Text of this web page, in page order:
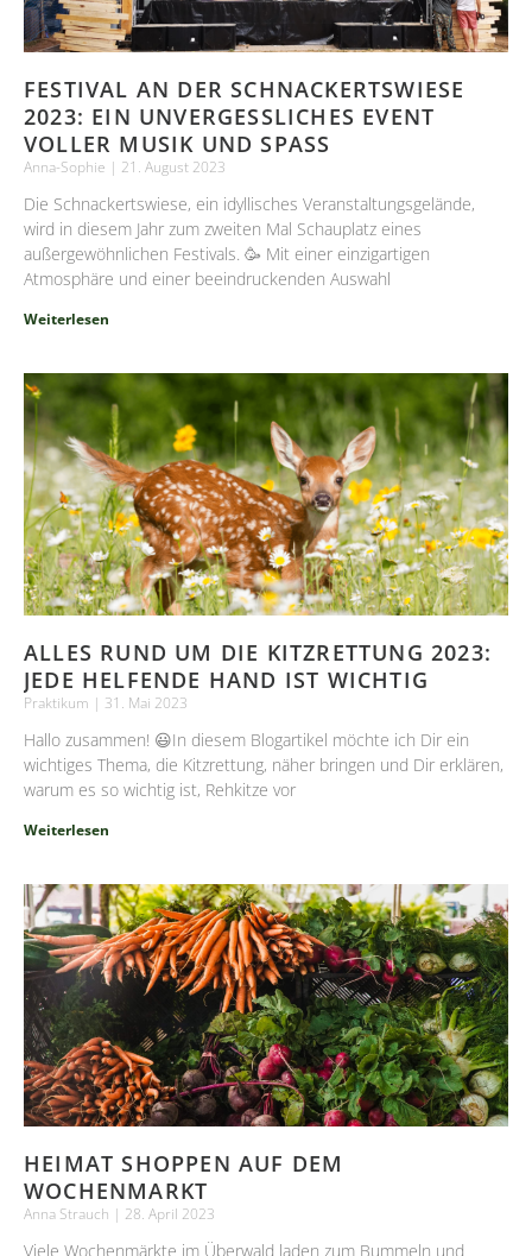
FESTIVAL AN DER SCHNACKERTSWIESE
2023: EIN UNVERGESSLICHES EVENT
VOLLER MUSIK UND SPASS
Anna-Sophie 21. August 2023
Die Schnackertswiese, ein idyllisches Veranstaltungsgelände,
wird in diesem Jahr zum zweiten Mal Schauplatz eines
außergewöhnlichen Festivals. 🥳 Mit einer einzigartigen
Atmosphäre und einer beeindruckenden Auswahl
Weiterlesen
ALLES RUND UM DIE KITZRETTUNG 2023:
JEDE HELFENDE HAND IST WICHTIG
Praktikum 31. Mai 2023
Hallo zusammen! 😃In diesem Blogartikel möchte ich Dir ein
wichtiges Thema, die Kitzrettung, näher bringen und Dir erklären,
warum es so wichtig ist, Rehkitze vor
Weiterlesen
HEIMAT SHOPPEN AUF DEM
WOCHENMARKT
Anna Strauch 28. April 2023
Viele Wochenmärkte im Überwald laden zum Bummeln und